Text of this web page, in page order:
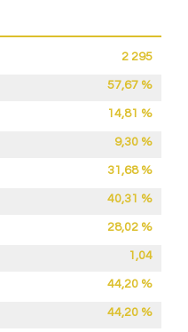
2 295
57,67 %
14,81 %
9,30 %
31,68 %
40,31 %
28,02 %
1,04
44,20 %
44,20 %